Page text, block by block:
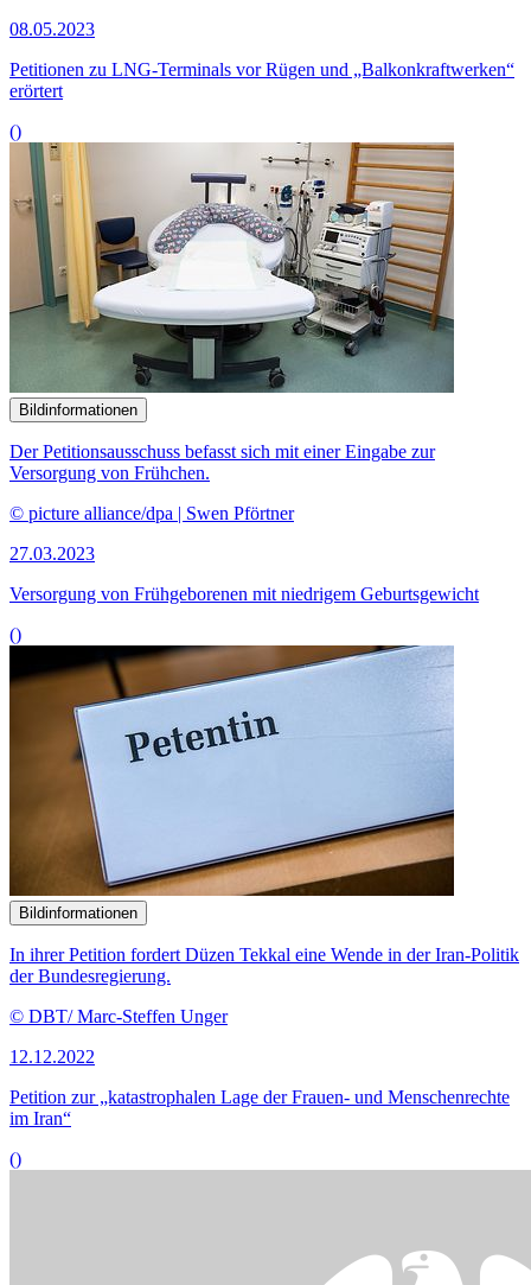
08.05.2023
Petitionen zu LNG-Terminals vor Rügen und „Balkon­kraft­werken“
erörtert
()
Bildinformationen
Der Petitionsausschuss befasst sich mit einer Eingabe zur
Versorgung von Frühchen.
© picture alliance/dpa | Swen Pförtner
27.03.2023
Versorgung von Frühgeborenen mit niedrigem Geburtsgewicht
()
Bildinformationen
In ihrer Petition fordert Düzen Tekkal eine Wende in der Iran-Politik
der Bundesregierung.
© DBT/ Marc-Steffen Unger
12.12.2022
Petition zur „katastrophalen Lage der Frauen- und Menschenrechte
im Iran“
()